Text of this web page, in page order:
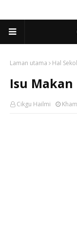
Laman utama Hal
Isu Makan
Cikgu Hailmi